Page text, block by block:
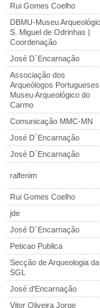
Rui Gomes Coelho
DBMU-Museu
S. Miguel de Odrinhas |
Coordenação
José D´Encarnação
Associação dos
Arqueólogos Portugueses
Museu Arqueológico do
Carmo
Comunicação MMC-MN
José D´Encarnação
José D´Encarnação
ralfenim
Rui Gomes Coelho
jde
José D´Encarnação
Peticao Publica
Secção de Arqueologia da
SGL
José d'Encarnação
Vitor Oliveira Jorge